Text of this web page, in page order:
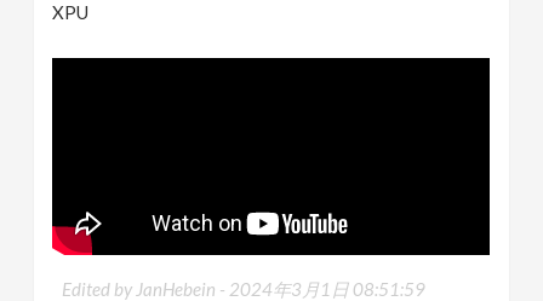
XPU
Edited by JanHebein - 2024年3月1日 08:51:59